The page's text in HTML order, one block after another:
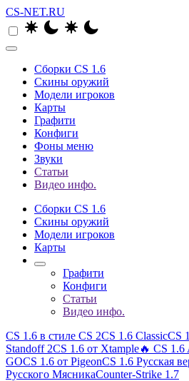
CS-NET.RU
Сборки CS 1.6
Скины оружий
Модели игроков
Карты
Графити
Конфиги
Фоны меню
Звуки
Статьи
Видео инфо.
Сборки CS 1.6
Скины оружий
Модели игроков
Карты
Графити
Конфиги
Статьи
Видео инфо.
CS 1.6 в стиле CS 2CS 1.6 ClassicCS
Standoff 2CS 1.6 от Xtample🔥 CS 1.6
GOCS 1.6 от PigeonCS 1.6 Русская
Русского МясникаCounter-Strike 1.7